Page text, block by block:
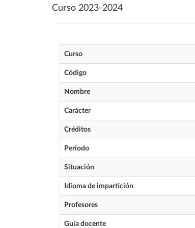
Curso 2023-2024
Curso
Código
Nombre
Carácter
Créditos
Periodo
Situación
Idioma de impartición
Profesores
Guía docente